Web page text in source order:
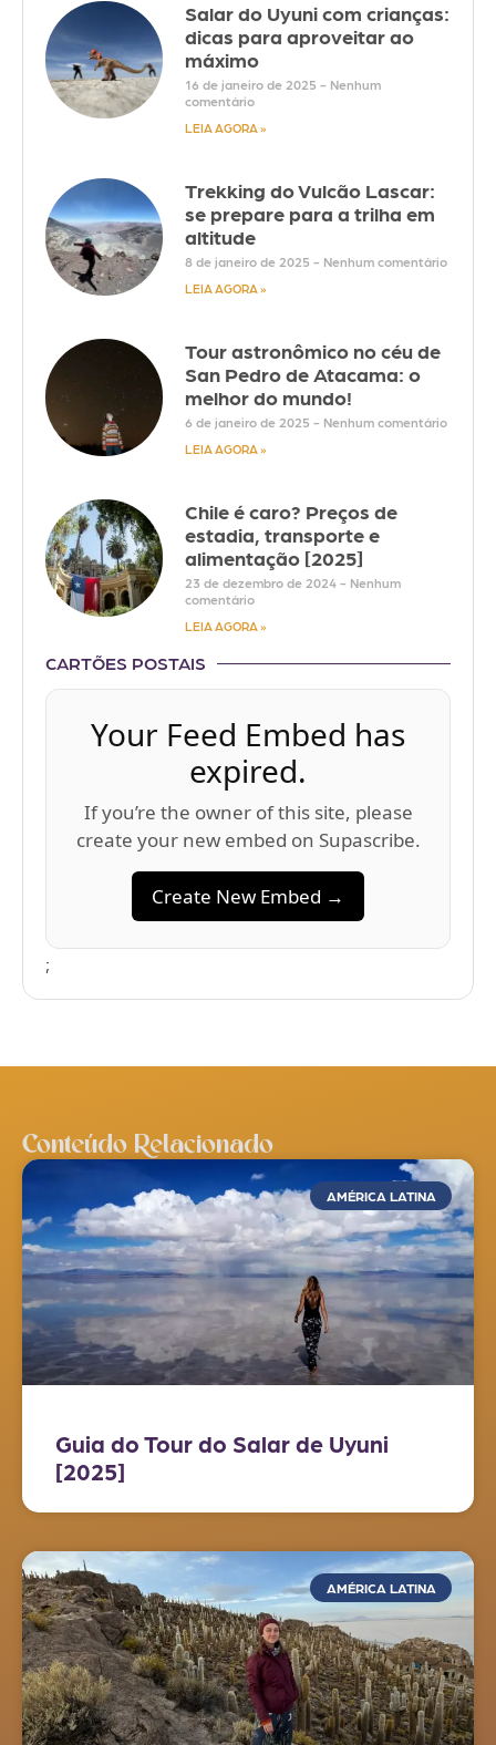
Salar do Uyuni com crianças:
dicas para aproveitar ao
máximo
16 de janeiro de 2025
Nenhum
comentário
LEIA AGORA »
Trekking do Vulcão Lascar:
se prepare para a trilha em
altitude
8 de janeiro de 2025 Nenhum comentário
LEIA AGORA »
Tour astronômico no céu de
San Pedro de Atacama: o
melhor do mundo!
6 de janeiro de 2025 Nenhum comentário
LEIA AGORA »
Chile é caro? Preços de
estadia, transporte e
alimentação [2025]
23 de dezembro de 2024
Nenhum
comentário
LEIA AGORA »
CARTÕES POSTAIS
Your Feed Embed has
expired.
If you’re the owner of this site, please
create your new embed on Supascribe.
Create New Embed →
;
Conteúdo Relacionado
AMÉRICA LATINA
Guia do Tour do Salar de Uyuni
[2025]
AMÉRICA LATINA